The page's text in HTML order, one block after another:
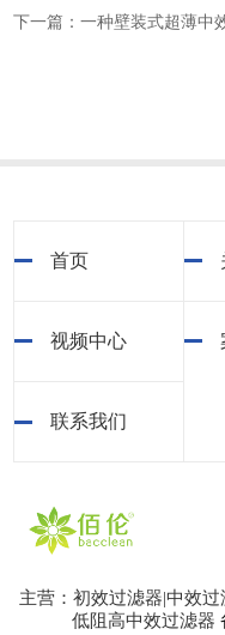
下一篇：一种壁装式超薄中
首页
视频中心
联系我们
主营：初效过滤器|中效
低阻高中效过滤器